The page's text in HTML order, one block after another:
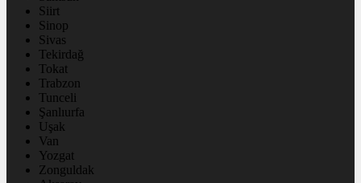
Siirt
Sinop
Sivas
Tekirdağ
Tokat
Trabzon
Tunceli
Şanlıurfa
Uşak
Van
Yozgat
Zonguldak